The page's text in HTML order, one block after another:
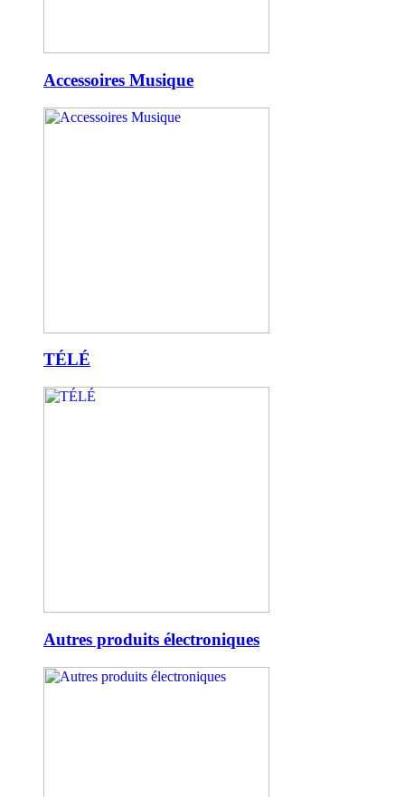
Accessoires Musique
TÉLÉ
Autres produits électroniques